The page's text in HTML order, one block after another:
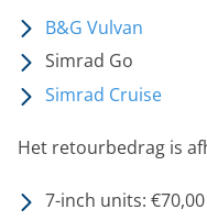
B&G Vulvan
Simrad Go
Simrad Cruise
Het retourbedrag is
7-inch units: €70,00